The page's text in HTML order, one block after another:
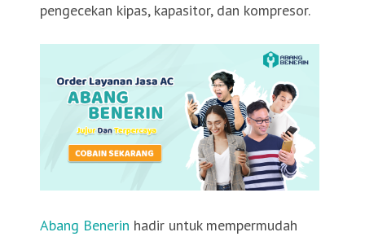
pengecekan kipas, kapasitor, dan kompresor.
Abang Benerin hadir untuk mempermudah